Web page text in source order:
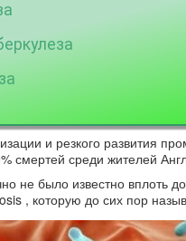
и резкого развития
смертей среди жителей
не было известно вплоть
, которую до сих пор